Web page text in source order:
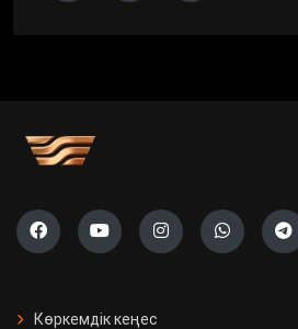
Көркемдік кеңес